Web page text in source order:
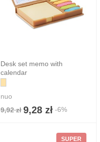
Desk set memo with
calendar
nuo
9,92 zł 9,28 zł -6%
SUPER